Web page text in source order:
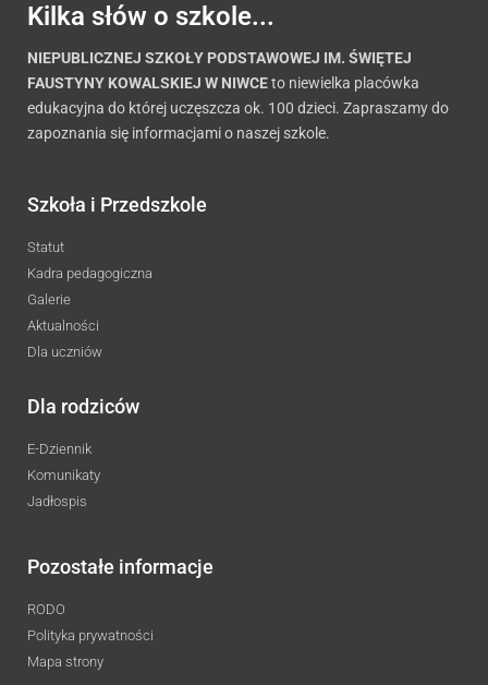
Kilka słów o szkole...
NIEPUBLICZNEJ SZKOŁY PODSTAWOWEJ IM. ŚWIĘTEJ
FAUSTYNY KOWALSKIEJ W NIWCEto niewielka placówka
edukacyjna do której uczęszcza ok. 100 dzieci. Zapraszamy do
zapoznania się informacjami o naszej szkole.
Szkoła i Przedszkole
Statut
Kadra pedagogiczna
Galerie
Aktualności
Dla uczniów
Dla rodziców
E-Dziennik
Komunikaty
Jadłospis
Pozostałe informacje
RODO
Polityka prywatności
Mapa strony